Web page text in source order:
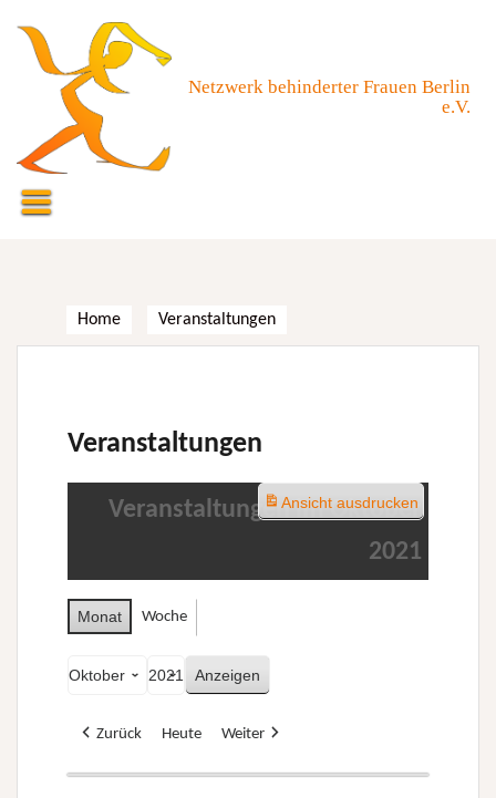
content
Netzwerk behinderter Frauen Berlin
e.V.
Home Veranstaltungen
Veranstaltungen
Veranstaltungen im Oktober
2021
Monat Woche
Zurück Heute Weiter
Ansichtausdrucken